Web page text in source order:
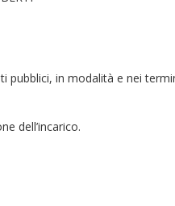
in modalità e nei
dell’incarico.